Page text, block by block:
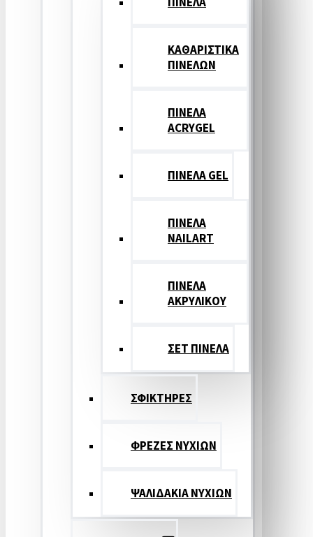
ΚΑΘΑΡΙΣΤΙΚΑ
ΠΙΝΕΛΩΝ
ΠΙΝΕΛΑ
ACRYGEL
ΠΙΝΕΛΑ GEL
ΠΙΝΕΛΑ
NAILART
ΠΙΝΕΛΑ
ΑΚΡΥΛΙΚΟΥ
ΣΕΤ ΠΙΝΕΛA
ΣΦΙΚΤΗΡΕΣ
ΦΡΕΖΕΣ ΝΥΧΙΩΝ
ΨΑΛΙΔΑΚΙΑ ΝΥΧΙΩΝ